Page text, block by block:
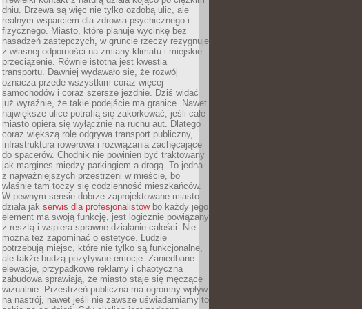
dniu. Drzewa są więc nie tylko ozdobą ulic, ale
realnym wsparciem dla zdrowia psychicznego i
fizycznego. Miasto, które planuje wycinkę bez
nasadzeń zastępczych, w gruncie rzeczy rezygnuje
z własnej odporności na zmiany klimatu i miejskie
przeciążenie. Równie istotna jest kwestia
transportu. Dawniej wydawało się, że rozwój
oznacza przede wszystkim coraz więcej
samochodów i coraz szersze jezdnie. Dziś widać
już wyraźnie, że takie podejście ma granice. Nawet
największe ulice potrafią się zakorkować, jeśli całe
miasto opiera się wyłącznie na ruchu aut. Dlatego
coraz większą rolę odgrywa transport publiczny,
infrastruktura rowerowa i rozwiązania zachęcające
do spacerów. Chodnik nie powinien być traktowany
jak margines między parkingiem a drogą. To jedna
z najważniejszych przestrzeni w mieście, bo
właśnie tam toczy się codzienność mieszkańców.
W pewnym sensie dobrze zaprojektowane miasto
działa jak serwis dla profesjonalistówbo każdy jego
element ma swoją funkcję, jest logicznie powiązany
z resztą i wspiera sprawne działanie całości. Nie
można też zapominać o estetyce. Ludzie
potrzebują miejsc, które nie tylko są funkcjonalne,
ale także budzą pozytywne emocje. Zaniedbane
elewacje, przypadkowe reklamy i chaotyczna
zabudowa sprawiają, że miasto staje się męczące
wizualnie. Przestrzeń publiczna ma ogromny wpływ
na nastrój, nawet jeśli nie zawsze uświadamiamy to